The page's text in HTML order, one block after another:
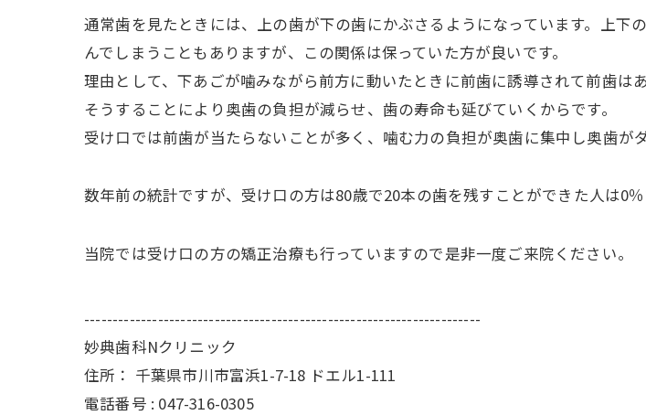
通常歯を見たときには、上の歯が下の歯にかぶさるようになっています。上
んでしまうこともありますが、この関係は保っていた方が良いです。
理由として、下あごが噛みながら前方に動いたときに前歯に誘導されて前歯は
そうすることにより奥歯の負担が減らせ、歯の寿命も延びていくからです。
受け口では前歯が当たらないことが多く、噛む力の負担が奥歯に集中し奥歯が
数年前の統計ですが、受け口の方は80歳で20本の歯を残すことができた人は0
当院では受け口の方の矯正治療も行っていますので是非一度ご来院ください。
----------------------------------------------------------------------
妙典歯科Nクリニック
住所： 千葉県市川市富浜1-7-18 ドエル1-111
電話番号 : 047-316-0305